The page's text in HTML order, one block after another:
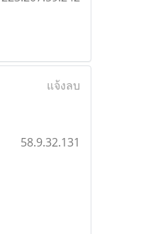
แจ้งลบ
58.9.32.131